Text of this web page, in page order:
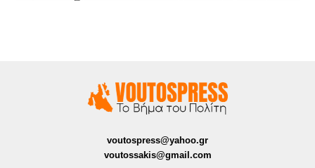
voutospress@yahoo.gr
voutossakis@gmail.com